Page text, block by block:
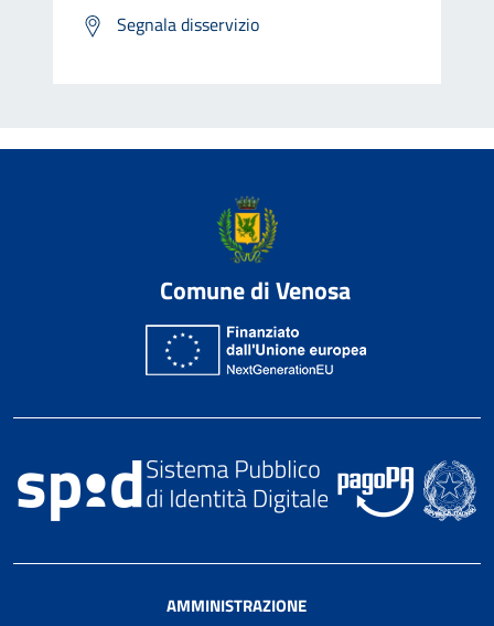
Segnala disservizio
Comune di Venosa
AMMINISTRAZIONE